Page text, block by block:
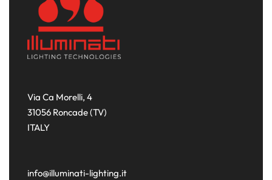
Via Ca Morelli, 4
31056 Roncade (TV)
ITALY
info@illuminati-lighting.it